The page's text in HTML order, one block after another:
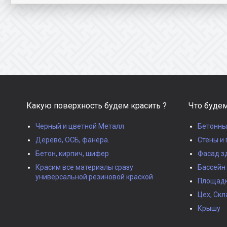
Какую поверхность будем красить ?
Черный и цветной Металл
Дерево, ОСБ, фанера.
Бетон, кирпич, шифер
Красим все материалы сразу
универсальной резиновой краской
Что
Стены и
Фасад
Бассейн
Цех,
Крышу